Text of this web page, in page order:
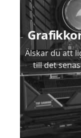
Älskar du att
till det